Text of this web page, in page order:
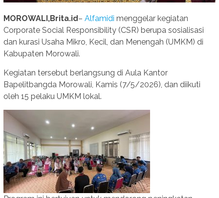
MOROWALI,Brita.id– Alfamidi menggelar kegiatan
Corporate Social Responsibility (CSR) berupa sosialisasi
dan kurasi Usaha Mikro, Kecil, dan Menengah (UMKM) di
Kabupaten Morowali.
Kegiatan tersebut berlangsung di Aula Kantor
Bapelitbangda Morowali, Kamis (7/5/2026), dan diikuti
oleh 15 pelaku UMKM lokal.